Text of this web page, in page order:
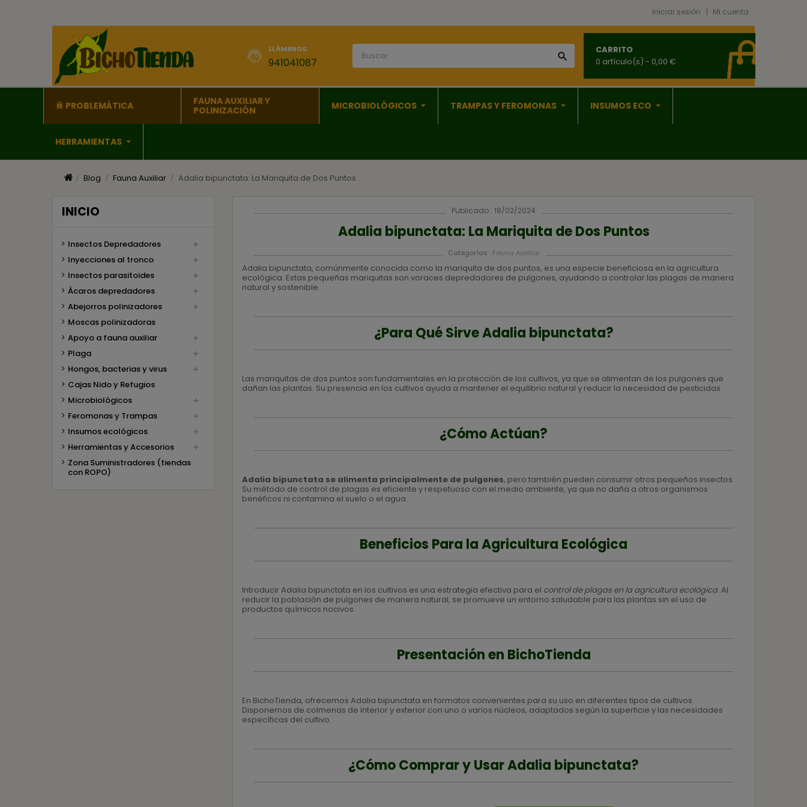
Iniciar sesión Mi cuenta
LLÁMENOS:
941041087 
CARRITO
0 artículo(s) - 0,00 €
PROBLEMÁTICA
FAUNA AUXILIAR Y
POLINIZACIÓN
MICROBIOLÓGICOS TRAMPAS Y FEROMONAS INSUMOS ECO
HERRAMIENTAS
Blog Fauna Auxiliar Adalia bipunctata: La Mariquita de Dos Puntos
INICIO
Insectos Depredadores 
Inyecciones al tronco 
Insectos parasitoides 
Ácaros depredadores 
Abejorros polinizadores 
Moscas polinizadoras
Apoyo a fauna auxiliar

Plaga 
Hongos, bacterias y virus 
Cajas Nido y Refugios
Microbiológicos

Feromonas y Trampas 
Insumos ecológicos 
Herramientas y Accesorios 
Zona Suministradores (tiendas
con ROPO)
Publicado : 18/02/2024
Adalia bipunctata: La Mariquita de Dos Puntos
Categorías : Fauna Auxiliar
Adalia bipunctata, comúnmente conocida como la mariquita de dos puntos, es una especie beneficiosa en la agricultura
ecológica. Estas pequeñas mariquitas son voraces depredadores de pulgones, ayudando a controlar las plagas de manera
natural y sostenible.
¿Para Qué Sirve Adalia bipunctata?
Las mariquitas de dos puntos son fundamentales en la protección de los cultivos, ya que se alimentan de los pulgones que
dañan las plantas. Su presencia en los cultivos ayuda a mantener el equilibrio natural y reducir la necesidad de pesticidas.
¿Cómo Actúan?
Adalia bipunctata se alimenta principalmente de pulgones, pero también pueden consumir otros pequeños insectos.
Su método de control de plagas es eficiente y respetuoso con el medio ambiente, ya que no daña a otros organismos
benéficos ni contamina el suelo o el agua.
Beneficios Para la Agricultura Ecológica
Introducir Adalia bipunctata en los cultivos es una estrategia efectiva para el control de plagas en la agricultura ecológica. Al
reducir la población de pulgones de manera natural, se promueve un entorno saludable para las plantas sin el uso de
productos químicos nocivos.
Presentación en BichoTienda
En BichoTienda, ofrecemos Adalia bipunctata en formatos convenientes para su uso en diferentes tipos de cultivos.
Disponemos de colmenas de interior y exterior con uno o varios núcleos, adaptados según la superficie y las necesidades
específicas del cultivo.
¿Cómo Comprar y Usar Adalia bipunctata?